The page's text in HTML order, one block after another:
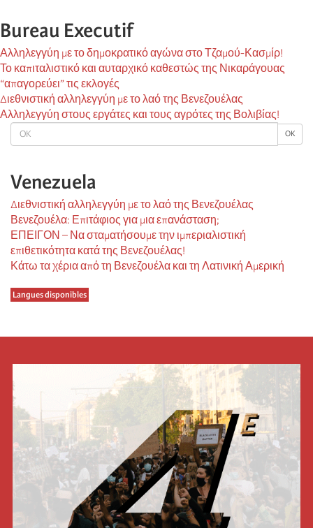
OK OK
Venezuela
Διεθνιστική αλληλεγγύη με το λαό της Βενεζουέλας
Βενεζουέλα: Επιτάφιος για μια επανάσταση;
ΕΠΕΙΓΟΝ – Να σταματήσουμε την ιμπεριαλιστική
επιθετικότητα κατά της Βενεζουέλας!
Κάτω τα χέρια από τη Βενεζουέλα και τη Λατινική Αμερική
Langues disponibles
Bureau Executif
Αλληλεγγύη με το δημοκρατικό αγώνα στο Τζαμού-Κασμίρ!
Το καπιταλιστικό και αυταρχικό καθεστώς της Νικαράγουας
“απαγορεύει” τις εκλογές
Διεθνιστική αλληλεγγύη με το λαό της Βενεζουέλας
Αλληλεγγύη στους εργάτες και τους αγρότες της Βολιβίας!